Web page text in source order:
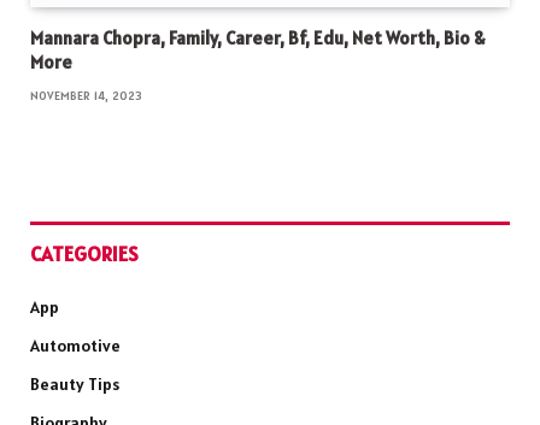
Mannara Chopra, Family, Career, Bf, Edu, Net Worth, Bio &
More
NOVEMBER 14, 2023
CATEGORIES
App
Automotive
Beauty Tips